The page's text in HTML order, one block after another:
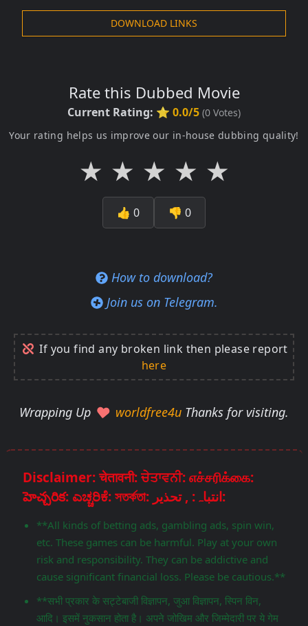
DOWNLOAD LINKS
Rate this Dubbed Movie
Current Rating: ⭐ 0.0/5 (0 Votes)
Your rating helps us improve our in-house dubbing quality!
★ ★ ★ ★ ★
👍 0 👎 0
How to download?
Join us on Telegram.
If you find any broken link then please report
here
Wrapping Up worldfree4u Thanks for visiting.
Disclaimer: चेतावनी: ਚੇਤਾਵਨੀ: எச்சரிக்கை:
హెచ్చరిక: ಎಚ್ಚರಿಕೆ: সতর্কতা: انتباہ: , تحذير:
**All kinds of betting ads, gambling ads, spin win,
etc. These games can be harmful. Play at your own
risk and responsibility. They can be addictive and
cause significant financial loss. Please be cautious.**
**सभी प्रकार के सट्टेबाजी विज्ञापन, जुआ विज्ञापन, स्पिन विन,
आदि। इसमें नुकसान होता है। अपने जोखिम और जिम्मेदारी पर ये गेम